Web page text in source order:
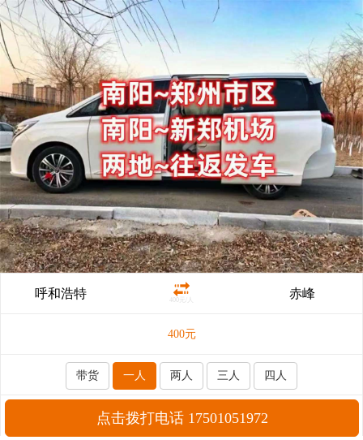
呼和浩特 400元/人 赤峰
400元
带货 一人 两人 三人 四人
点击拨打电话 17501051972